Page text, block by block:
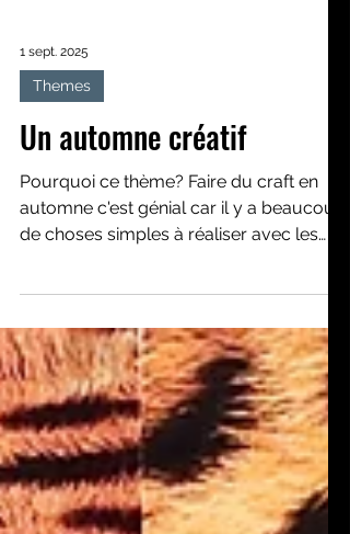
1 sept. 2025
Themes
Un automne créatif
Pourquoi ce thème? Faire du craft en
ramassés en extérieur. C'est une saison
riche en couleurs chaudes et comme la
pluie s'invite souvent, c'est la saison
idéale pour faire des activités créatives
avec les loulous. Activités créatives Ci-
dessous, tu trouveras de nombreuses
activités créatives pour l'automne,
classées par thèmes. Les êtres